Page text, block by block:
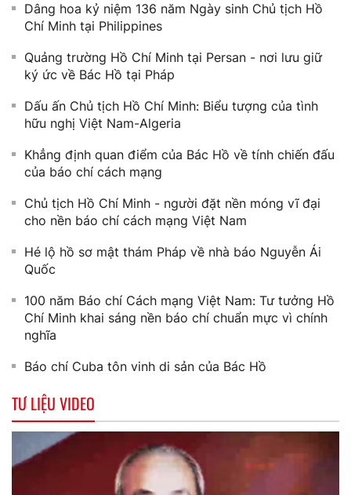
Dâng hoa kỷ niệm 136 năm Ngày sinh Chủ tịch Hồ
Chí Minh tại Philippines
Quảng trường Hồ Chí Minh tại Persan - nơi lưu giữ
ký ức về Bác Hồ tại Pháp
Dấu ấn Chủ tịch Hồ Chí Minh: Biểu tượng của tình
hữu nghị Việt Nam-Algeria
Khẳng định quan điểm của Bác Hồ về tính chiến đấu
của báo chí cách mạng
Chủ tịch Hồ Chí Minh - người đặt nền móng vĩ đại
cho nền báo chí cách mạng Việt Nam
Hé lộ hồ sơ mật thám Pháp về nhà báo Nguyễn Ái
Quốc
100 năm Báo chí Cách mạng Việt Nam: Tư tưởng Hồ
Chí Minh khai sáng nền báo chí chuẩn mực vì chính
nghĩa
Báo chí Cuba tôn vinh di sản của Bác Hồ
TƯ LIỆU VIDEO